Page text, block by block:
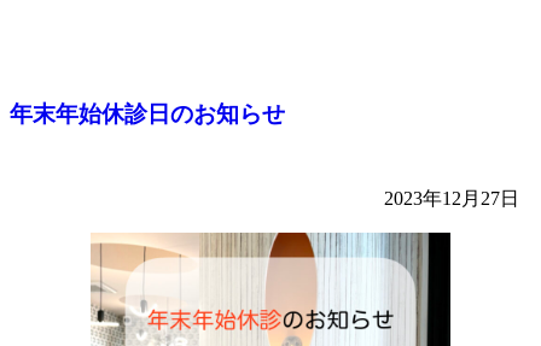
年末年始休診日のお知らせ
2023年12月27日